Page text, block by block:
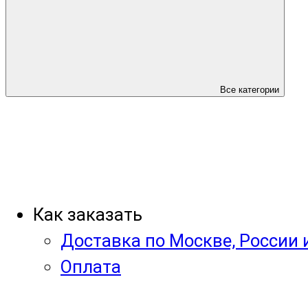
Все категории
Как заказать
Доставка по Москве, России
Оплата